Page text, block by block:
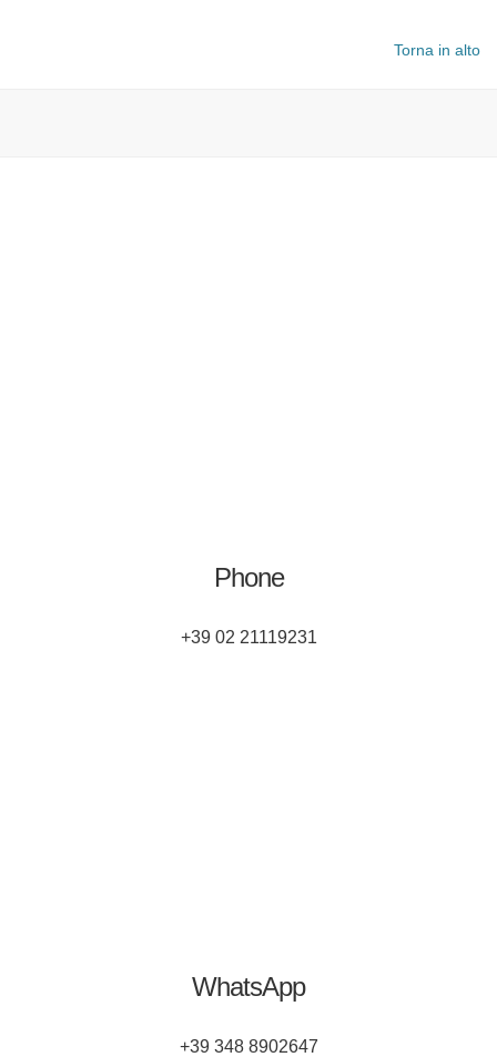
Torna in alto
Phone
+39 02 21119231
WhatsApp
+39 348 8902647